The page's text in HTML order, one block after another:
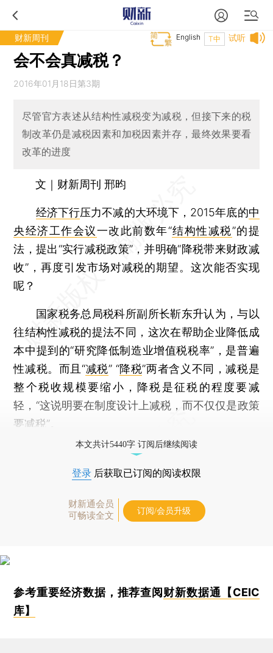
财新周刊 试听
T中
English
会不会真减税？
2016年01月18日第3期
尽管官方表述从结构性减税变为减税，但接下来的税
制改革仍是减税因素和加税因素并存，最终效果要看
改革的进度
文｜财新周刊 邢昀
经济下行压力不减的大环境下，2015年底的中
央经济工作会议一改此前数年“结构性减税”的提
法，提出“实行减税政策”，并明确“降税带来财政减
收”，再度引发市场对减税的期望。这次能否实现
呢？
国家税务总局税科所副所长靳东升认为，与以
往结构性减税的提法不同，这次在帮助企业降低成
本中提到的“研究降低制造业增值税税率”，是普遍
性减税。而且“减税” “降税”两者含义不同，减税是
整个税收规模要缩小，降税是征税的程度要减
轻，“这说明要在制度设计上减税，而不仅仅是政策
要减税”。
本文共计5440字 订阅后继续阅读
登录 后获取已订阅的阅读权限
财新通会员
可畅读全文
订阅/会员升级
参考重要经济数据，推荐查阅 财新数据通【CEIC
库】